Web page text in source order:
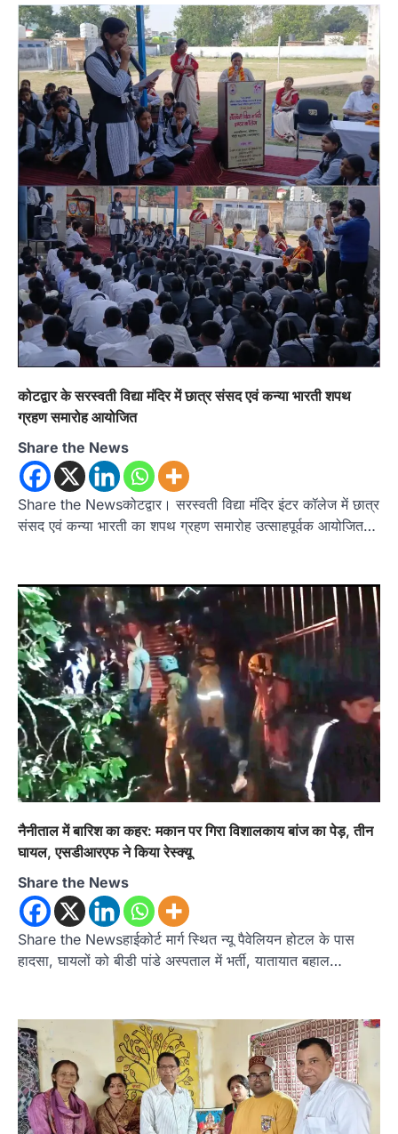
कोटद्वार के सरस्वती विद्या मंदिर में छात्र संसद एवं कन्या भारती शपथ
ग्रहण समारोह आयोजित
Share the News
Share the Newsकोटद्वार। सरस्वती विद्या मंदिर इंटर कॉलेज में छात्र
संसद एवं कन्या भारती का शपथ ग्रहण समारोह उत्साहपूर्वक आयोजित…
नैनीताल में बारिश का कहर: मकान पर गिरा विशालकाय बांज का पेड़, तीन
घायल, एसडीआरएफ ने किया रेस्क्यू
Share the News
Share the Newsहाईकोर्ट मार्ग स्थित न्यू पैवेलियन होटल के पास
हादसा, घायलों को बीडी पांडे अस्पताल में भर्ती, यातायात बहाल…
2
उत्तराखण्ड कुमाऊं नैनीताल
हल्द्वानी में खड़गे का हुंकार, नौकरियों से लेकर
संविधान और भ्रष्टाचार तक भाजपा को घेरा
Admin August 8, 2026
हल्द्वानी में आयोजित विजय शंखनाद रैली को संबोधित करते
हुए कांग्रेस के राष्ट्रीय अध्यक्ष मल्लिकार्जुन…
3
उत्तराखण्ड कुमाऊं ख़बरें
घमासान, एसएसपी कार्यालय में धरने पर बैठे
कांग्रेस नेता
कांग्रेस कार्यकर्ताओं की बसें रोकने का आरोप, एसएसपी
ऑफिस में धरने पर बैठे गोदियाल और…
4
अल्मोड़ा उत्तराखण्ड कुमाऊं ख़बरें धार्मिक
Admin August 6, 2026
रानीखेत। मानिला देवी मंदिर, कमराड़/विनायक क्षेत्र में
आयोजित श्रीमद्भागवत कथा के चतुर्थ दिवस गुरुवार को…
अल्मोड़ा उत्तराखण्ड ख़बरें